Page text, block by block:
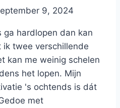
9, 2024
ga hardlopen dan kan
twee verschillende
kan me weinig schelen
het lopen. Mijn
's ochtends is dát
met